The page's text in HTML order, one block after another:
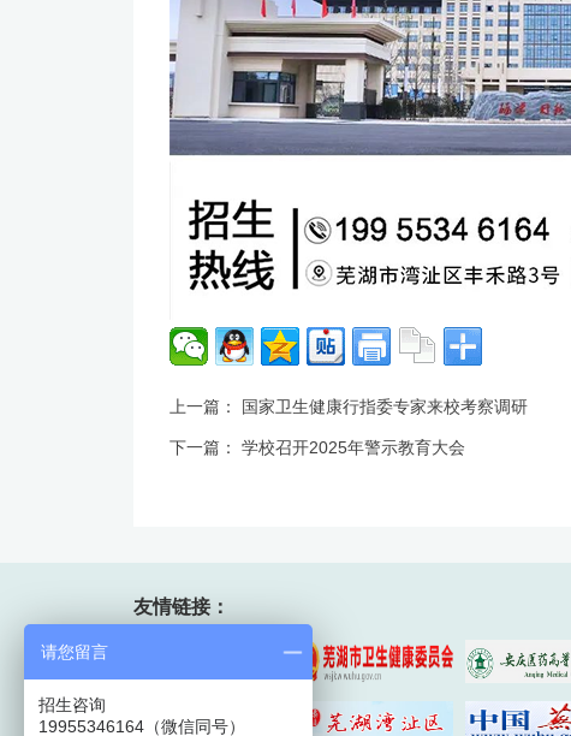
上一篇： 国家卫生健康行指委专家来校考察调研
下一篇： 学校召开2025年警示教育大会
友情链接：
请您留言
招生咨询
19955346164（微信同号）